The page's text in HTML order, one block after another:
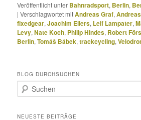
Veröffentlicht unter Bahnradsport, Berlin,
|Verschlagwortet mitAndreas Graf,
fixedgear,Joachim Eilers, Leif Lampater,
Levy,Nate Koch, Philip Hindes, Robert
Berlin,Tomáš Bábek,trackcycling,
BLOG DURCHSUCHEN
u
h
NEUESTE BEITRÄGE